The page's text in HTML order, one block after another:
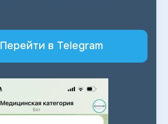
Перейти в Telegram